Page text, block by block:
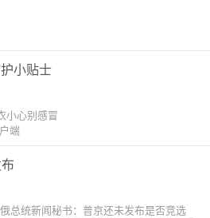
小贴士
小心别感冒
端
总统新闻秘书：普京还未发布是否竞选